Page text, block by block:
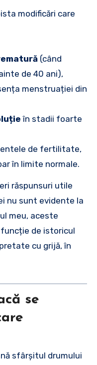
(când
de 40 ani),
menstruației din
în stadii foarte
de fertilitate,
în limite normale.
răspunsuri utile
nu sunt evidente la
meu, aceste
de istoricul
cu grijă, în
se
sfârșitul drumului